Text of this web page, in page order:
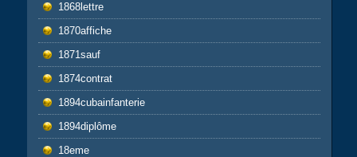
1868lettre
1870affiche
1871sauf
1874contrat
1894cubainfanterie
1894diplôme
18eme